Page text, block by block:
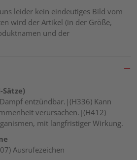
leider kein eindeutiges Bild vom
wird der Artikel (in der Größe,
und der
entzündbar.|(H336) Kann
verursachen.|(H412)
mit langfristiger Wirkung.
Ausrufezeichen